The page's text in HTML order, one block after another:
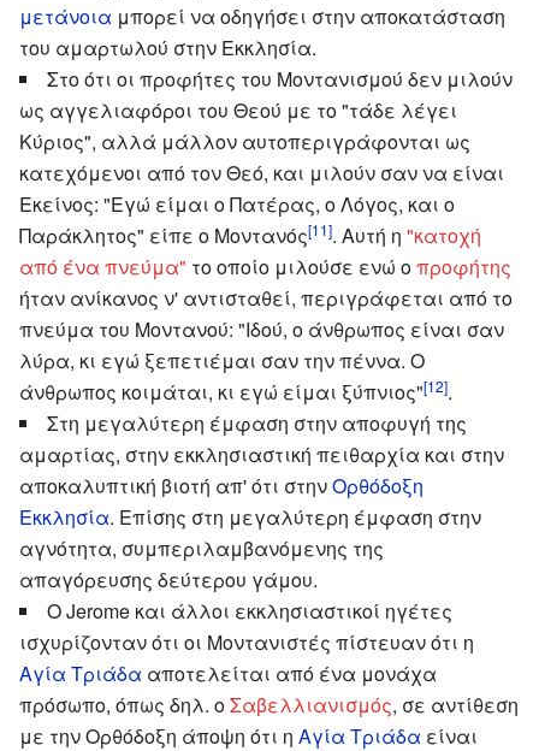
μετάνοια μπορεί να οδηγήσει στην αποκατάσταση
του αμαρτωλού στην Εκκλησία.
Στο ότι οι προφήτες του Μοντανισμού δεν μιλούν
ως αγγελιαφόροι του Θεού με το "τάδε λέγει
Κύριος", αλλά μάλλον αυτοπεριγράφονται ως
κατεχόμενοι από τον Θεό, και μιλούν σαν να είναι
Εκείνος: "Εγώ είμαι ο Πατέρας, ο Λόγος, και ο
Παράκλητος" είπε ο Μοντανός[11]. Αυτή η "κατοχή
από ένα πνεύμα" το οποίο μιλούσε ενώ οπροφήτης
ήταν ανίκανος ν' αντισταθεί, περιγράφεται από το
πνεύμα του Μοντανού: "Ιδού, ο άνθρωπος είναι σαν
λύρα, κι εγώ ξεπετιέμαι σαν την πέννα. Ο
άνθρωπος κοιμάται, κι εγώ είμαι ξύπνιος"[12].
Στη μεγαλύτερη έμφαση στην αποφυγή της
αμαρτίας, στην εκκλησιαστική πειθαρχία και στην
αποκαλυπτική βιοτή απ' ότι στηνΟρθόδοξη
Εκκλησία. Επίσης στη μεγαλύτερη έμφαση στην
αγνότητα, συμπεριλαμβανόμενης της
απαγόρευσης δεύτερου γάμου.
Ο Jerome και άλλοι εκκλησιαστικοί ηγέτες
ισχυρίζονταν ότι οι Μοντανιστές πίστευαν ότι η
Αγία Τριάδα αποτελείται από ένα μονάχα
πρόσωπο, όπως δηλ. οΣαβελλιανισμός, σε αντίθεση
με την Ορθόδοξη άποψη ότι η Αγία Τριάδα είναι